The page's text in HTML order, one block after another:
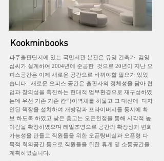
Kookminbooks
파주출판단지에 있는 국민서관 본관은 유명 건축가 김영
섭씨가 설계하여 2004년에 준공한 것으로 20년이 지난 오
피스공간은 이제 새로운 공간으로 바꿔야할 필요가 있었
습니다. 새로운 오피스 공간은 출판사의 정체성을 담아 협
업과 창의성을 촉진하는 현대적 업무환경으로 재구성하였
는데 우선 기존 기존 칸막이벽체를 허물고 그 대신에 디자
인된 책장을 설치하여 개방감과 프라이버시를 동시에 확
보 하도록 하였고 낮은 층고는 오픈천정을 통해 시각적 높
이감을 확장하였으며 레일조명으로 공간의 확장성과 변화
가능성을 만들고 직원들을 위한 오픈탕비실과 오픈형 다
목적 회의공간 등으로 직원들을 위한 휴게 및 소통공간을
계획하였습니다.